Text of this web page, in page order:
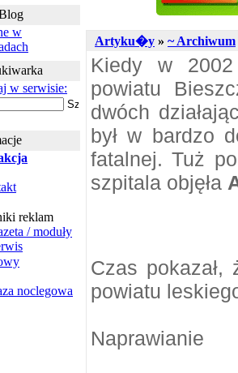
w
w serwisie:
reklam
/ moduły
noclegowa
Artyku�y » ~ Archiwum
Kiedy w
powiatu
dwóch
był w bardzo
fatalnej. Tuż
szpitala objęła
Czas pokazał,
powiatu
Naprawianie